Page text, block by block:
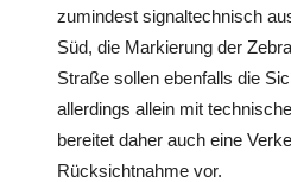
zumindest signaltechnisch
Süd, die Markierung der
Straße sollen ebenfalls die
allerdings allein mit
bereitet daher auch eine
Rücksichtnahme vor.